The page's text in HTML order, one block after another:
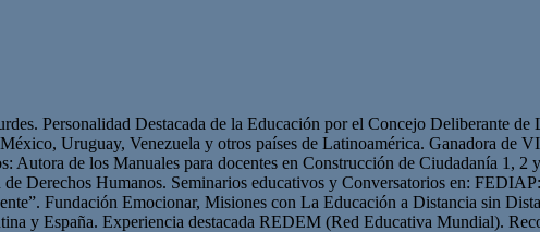
Personalidad Destacada de la Educación por el Concejo Deliberante de
Uruguay, Venezuela y otros países de Latinoamérica. Ganadora de
de los Manuales para docentes en Construcción de Ciudadanía 1,
Derechos Humanos. Seminarios educativos y Conversatorios en:
Fundación Emocionar, Misiones con La Educación a Distancia sin
y España. Experiencia destacada REDEM (Red Educativa Mundial).